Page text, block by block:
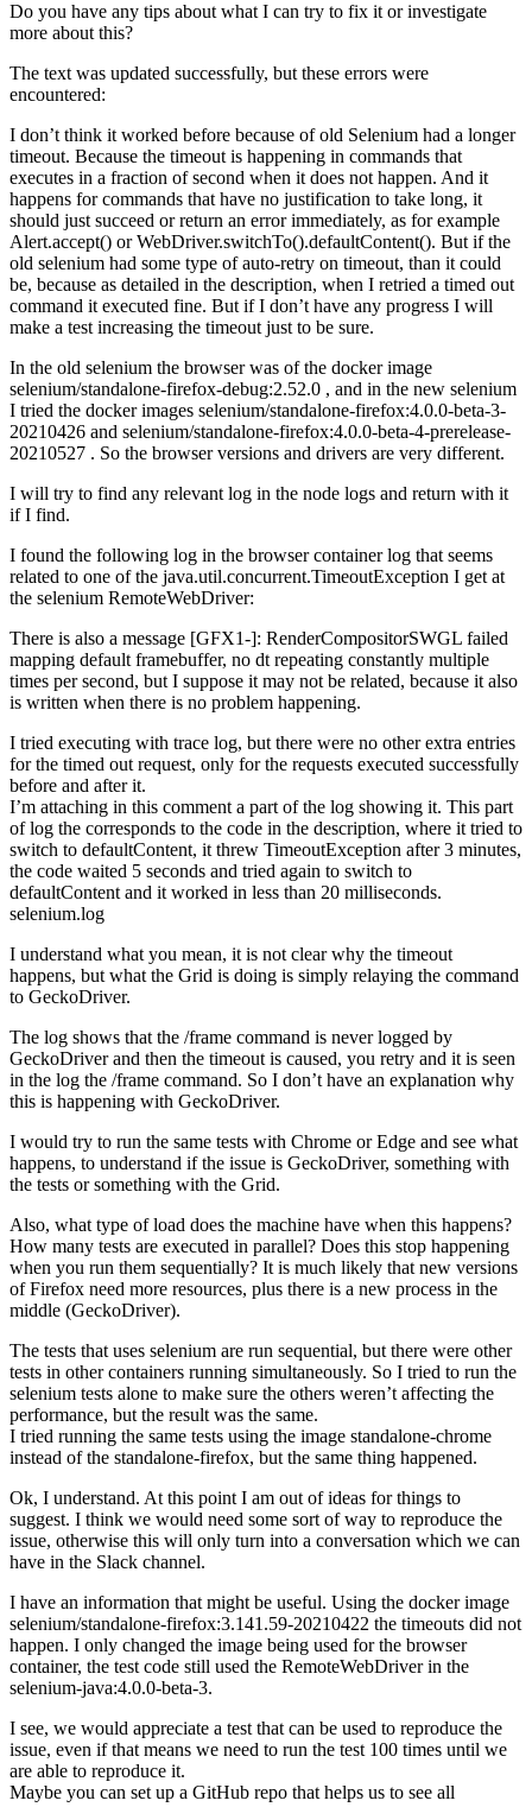
Do you have any tips about what I can try to fix it or investigate
more about this?
The text was updated successfully, but these errors were
encountered:
I don’t think it worked before because of old Selenium had a longer
timeout. Because the timeout is happening in commands that
executes in a fraction of second when it does not happen. And it
happens for commands that have no justification to take long, it
should just succeed or return an error immediately, as for example
Alert.accept() or WebDriver.switchTo().defaultContent(). But if the
old selenium had some type of auto-retry on timeout, than it could
be, because as detailed in the description, when I retried a timed out
command it executed fine. But if I don’t have any progress I will
make a test increasing the timeout just to be sure.
In the old selenium the browser was of the docker image
selenium/standalone-firefox-debug:2.52.0 , and in the new selenium
I tried the docker images selenium/standalone-firefox:4.0.0-beta-3-
20210426 and selenium/standalone-firefox:4.0.0-beta-4-prerelease-
20210527 . So the browser versions and drivers are very different.
I will try to find any relevant log in the node logs and return with it
if I find.
I found the following log in the browser container log that seems
related to one of the java.util.concurrent.TimeoutException I get at
the selenium RemoteWebDriver:
There is also a message [GFX1-]: RenderCompositorSWGL failed
mapping default framebuffer, no dt repeating constantly multiple
times per second, but I suppose it may not be related, because it also
is written when there is no problem happening.
I tried executing with trace log, but there were no other extra entries
for the timed out request, only for the requests executed successfully
before and after it.
I’m attaching in this comment a part of the log showing it. This part
of log the corresponds to the code in the description, where it tried to
switch to defaultContent, it threw TimeoutException after 3 minutes,
the code waited 5 seconds and tried again to switch to
defaultContent and it worked in less than 20 milliseconds.
selenium.log
I understand what you mean, it is not clear why the timeout
happens, but what the Grid is doing is simply relaying the command
to GeckoDriver.
The log shows that the /frame command is never logged by
GeckoDriver and then the timeout is caused, you retry and it is seen
in the log the /frame command. So I don’t have an explanation why
this is happening with GeckoDriver.
I would try to run the same tests with Chrome or Edge and see what
happens, to understand if the issue is GeckoDriver, something with
the tests or something with the Grid.
Also, what type of load does the machine have when this happens?
How many tests are executed in parallel? Does this stop happening
when you run them sequentially? It is much likely that new versions
of Firefox need more resources, plus there is a new process in the
middle (GeckoDriver).
The tests that uses selenium are run sequential, but there were other
tests in other containers running simultaneously. So I tried to run the
selenium tests alone to make sure the others weren’t affecting the
performance, but the result was the same.
I tried running the same tests using the image standalone-chrome
instead of the standalone-firefox, but the same thing happened.
Ok, I understand. At this point I am out of ideas for things to
suggest. I think we would need some sort of way to reproduce the
issue, otherwise this will only turn into a conversation which we can
have in the Slack channel.
I have an information that might be useful. Using the docker image
selenium/standalone-firefox:3.141.59-20210422 the timeouts did not
happen. I only changed the image being used for the browser
container, the test code still used the RemoteWebDriver in the
selenium-java:4.0.0-beta-3.
I see, we would appreciate a test that can be used to reproduce the
issue, even if that means we need to run the test 100 times until we
are able to reproduce it.
Maybe you can set up a GitHub repo that helps us to see all